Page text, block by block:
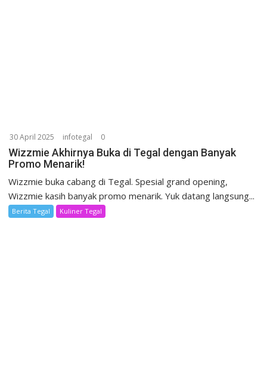
30 April 2025 infotegal 0
Wizzmie Akhirnya Buka di Tegal dengan Banyak
Promo Menarik!
Wizzmie buka cabang di Tegal. Spesial grand opening,
Wizzmie kasih banyak promo menarik. Yuk datang langsung...
Berita Tegal Kuliner Tegal